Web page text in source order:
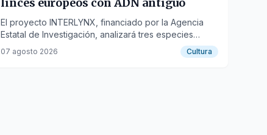
El proyecto INTERLYNX, financiado por la Agencia
Estatal de Investigación, analizará tres especies
extintas para reconstruir sus relaciones evolutivas.
07 agosto 2026 Cultura